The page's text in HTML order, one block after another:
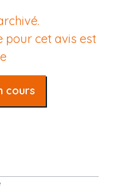
pour cet avis est
cours